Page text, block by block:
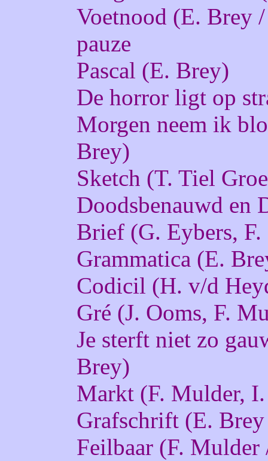
Voetnood (E. Brey
pauze
Pascal (E. Brey)
De horror ligt op
Morgen neem ik
Brey)
Sketch (T. Tiel
Doodsbenauwd en
Brief (G. Eybers,
Grammatica (E.
Codicil (H. v/d
Gré (J. Ooms, F.
Je sterft niet zo
Brey)
Markt (F. Mulder, I.
Grafschrift (E.
Feilbaar (F.